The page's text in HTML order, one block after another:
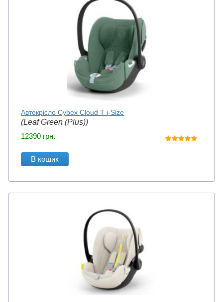
Автокрісло Cybex Cloud T i-Size
(Leaf Green (Plus))
12390 грн.
В кошик